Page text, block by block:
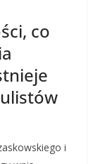
co
i